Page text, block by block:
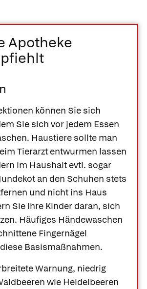
Apotheke
können Sie sich
Sie sich vor jedem Essen
Haustiere sollte man
Tierarzt entwurmen lassen
im Haushalt evtl. sogar
an den Schuhen stets
und nicht ins Haus
Sie Ihre Kinder daran, sich
Häufiges Händewaschen
Fingernägel
Basismaßnahmen.
Warnung, niedrig
wie Heidelbeeren